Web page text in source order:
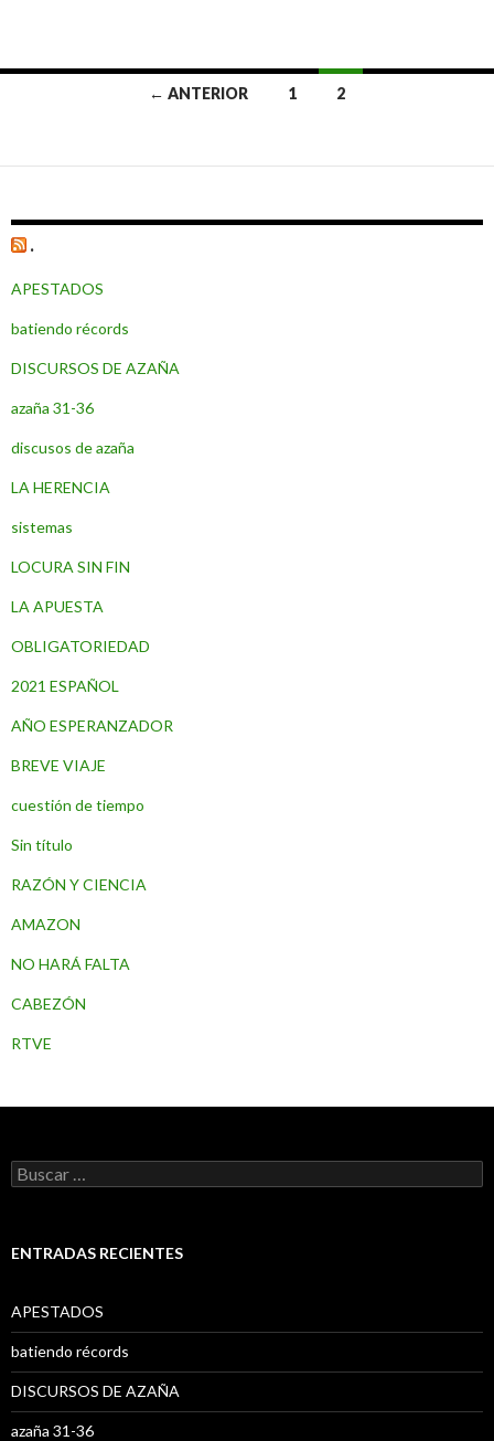
a
entradas
← ANTERIOR 1 2
.
APESTADOS
batiendo récords
DISCURSOS DE AZAÑA
azaña 31-36
discusos de azaña
LA HERENCIA
sistemas
LOCURA SIN FIN
LA APUESTA
OBLIGATORIEDAD
2021 ESPAÑOL
AÑO ESPERANZADOR
BREVE VIAJE
cuestión de tiempo
Sin título
RAZÓN Y CIENCIA
AMAZON
NO HARÁ FALTA
CABEZÓN
RTVE
B
u
a
ENTRADAS RECIENTES
APESTADOS
batiendo récords
DISCURSOS DE AZAÑA
azaña 31-36